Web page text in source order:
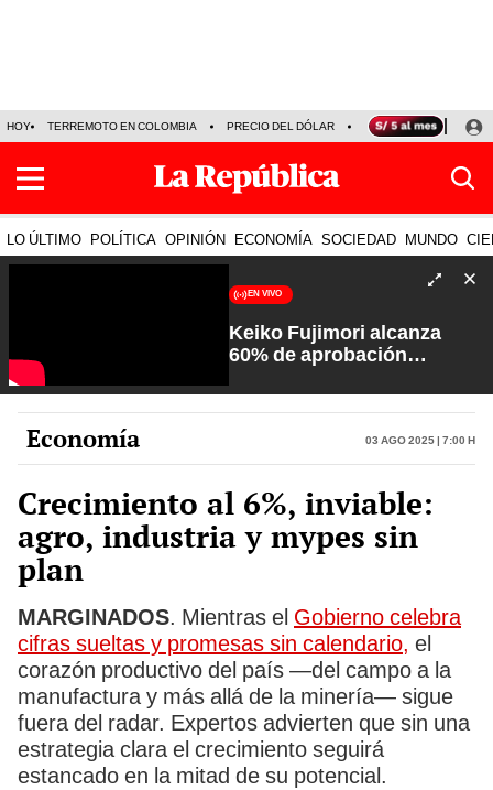
HOY TERREMOTO EN COLOMBIA PRECIO DEL DÓLAR KEIKO FUJIMORI
LO ÚLTIMO POLÍTICA OPINIÓN ECONOMÍA SOCIEDAD MUNDO
EN VIVO
Keiko Fujimori alcanza
60% de aprobación
Rosa María Palacios
Economía 03 Ago 2025 | 7:00 h
Crecimiento al 6%, inviable:
agro, industria y mypes sin
plan
MARGINADOS. Mientras el Gobierno celebra
cifras sueltas y promesas sin calendario, el
corazón productivo del país —del campo a la
manufactura y más allá de la minería— sigue
fuera del radar. Expertos advierten que sin una
estrategia clara el crecimiento seguirá
estancado en la mitad de su potencial.